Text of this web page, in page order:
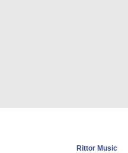
Rittor Music